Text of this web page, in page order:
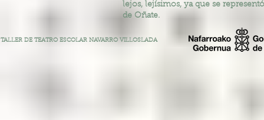
lejos, lejísimos, ya que se
de Oñate.
TALLER DE TEATRO ESCOLAR NAVARRO VILLOSLADA